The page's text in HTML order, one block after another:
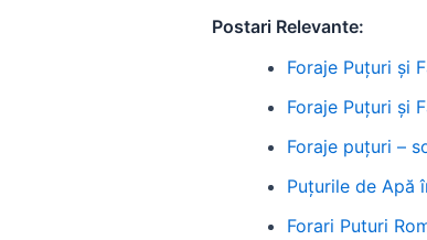
Postari Relevante:
Foraje Puțuri și
Foraje Puțuri și
Foraje puțuri –
Puțurile de Apă
Forari Puturi